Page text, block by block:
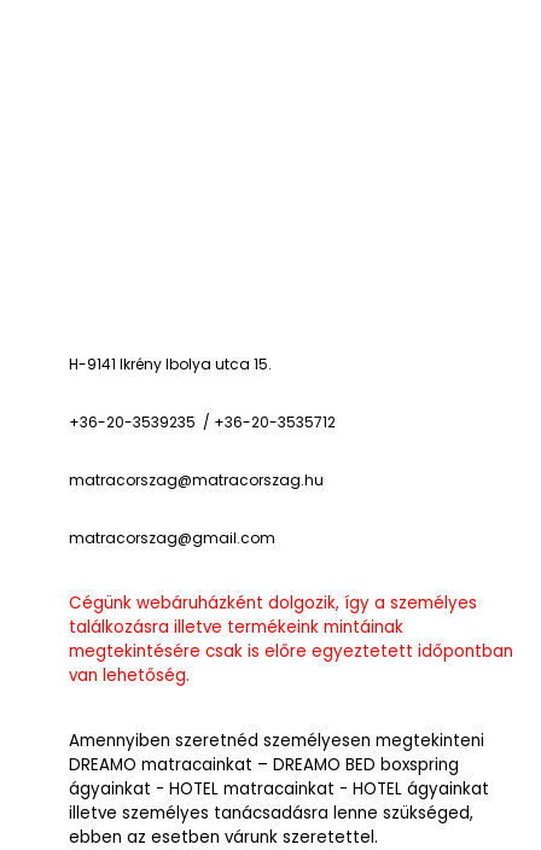
H-9141 Ikrény Ibolya utca 15.
+36-20-3539235 / +36-20-3535712
matracorszag@matracorszag.hu
matracorszag@gmail.com
Cégünk webáruházként dolgozik, így a személyes
találkozásra illetve termékeink mintáinak
megtekintésére csak is előre egyeztetett időpontban
van lehetőség.
Amennyiben szeretnéd személyesen megtekinteni
DREAMO matracainkat – DREAMO BED boxspring
ágyainkat - HOTEL matracainkat - HOTEL ágyainkat
illetve személyes tanácsadásra lenne szükséged,
ebben az esetben várunk szeretettel.